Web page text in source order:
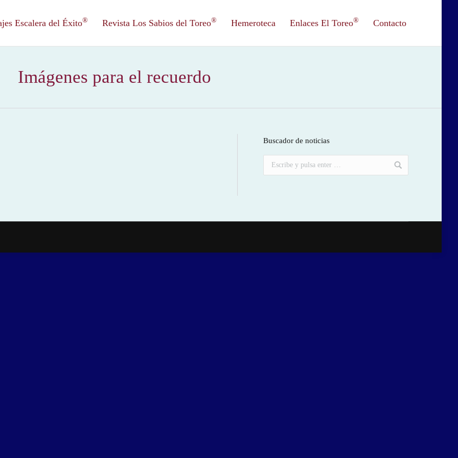
Escalera del Éxito® Revista Los Sabios del Toreo® Hemeroteca Enlaces El Toreo® Contacto
Imágenes para el recuerdo
Buscador de noticias